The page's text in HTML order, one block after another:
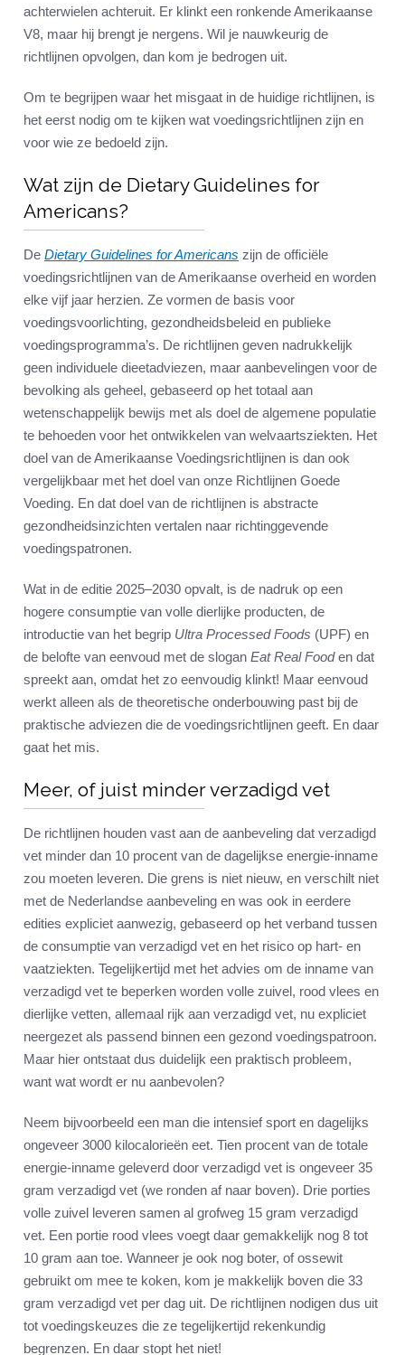
achterwielen achteruit. Er klinkt een ronkende Amerikaanse
V8, maar hij brengt je nergens. Wil je nauwkeurig de
richtlijnen opvolgen, dan kom je bedrogen uit.
Om te begrijpen waar het misgaat in de huidige richtlijnen, is
het eerst nodig om te kijken wat voedingsrichtlijnen zijn en
voor wie ze bedoeld zijn.
Wat zijn de Dietary Guidelines for
Americans?
De Dietary Guidelines for Americans zijn de officiële
voedingsrichtlijnen van de Amerikaanse overheid en worden
elke vijf jaar herzien. Ze vormen de basis voor
voedingsvoorlichting, gezondheidsbeleid en publieke
voedingsprogramma’s. De richtlijnen geven nadrukkelijk
geen individuele dieetadviezen, maar aanbevelingen voor de
bevolking als geheel, gebaseerd op het totaal aan
wetenschappelijk bewijs met als doel de algemene populatie
te behoeden voor het ontwikkelen van welvaartsziekten. Het
doel van de Amerikaanse Voedingsrichtlijnen is dan ook
vergelijkbaar met het doel van onze Richtlijnen Goede
Voeding. En dat doel van de richtlijnen is abstracte
gezondheidsinzichten vertalen naar richtinggevende
voedingspatronen.
Wat in de editie 2025–2030 opvalt, is de nadruk op een
hogere consumptie van volle dierlijke producten, de
introductie van het begrip Ultra Processed Foods (UPF) en
de belofte van eenvoud met de slogan Eat Real Fooden dat
spreekt aan, omdat het zo eenvoudig klinkt! Maar eenvoud
werkt alleen als de theoretische onderbouwing past bij de
praktische adviezen die de voedingsrichtlijnen geeft. En daar
gaat het mis.
Meer, of juist minder verzadigd vet
De richtlijnen houden vast aan de aanbeveling dat verzadigd
vet minder dan 10 procent van de dagelijkse energie-inname
zou moeten leveren. Die grens is niet nieuw, en verschilt niet
met de Nederlandse aanbeveling en was ook in eerdere
edities expliciet aanwezig, gebaseerd op het verband tussen
de consumptie van verzadigd vet en het risico op hart- en
vaatziekten. Tegelijkertijd met het advies om de inname van
verzadigd vet te beperken worden volle zuivel, rood vlees en
dierlijke vetten, allemaal rijk aan verzadigd vet, nu expliciet
neergezet als passend binnen een gezond voedingspatroon.
Maar hier ontstaat dus duidelijk een praktisch probleem,
want wat wordt er nu aanbevolen?
Neem bijvoorbeeld een man die intensief sport en dagelijks
ongeveer 3000 kilocalorieën eet. Tien procent van de totale
energie-inname geleverd door verzadigd vet is ongeveer 35
gram verzadigd vet (we ronden af naar boven). Drie porties
volle zuivel leveren samen al grofweg 15 gram verzadigd
vet. Een portie rood vlees voegt daar gemakkelijk nog 8 tot
10 gram aan toe. Wanneer je ook nog boter, of ossewit
gebruikt om mee te koken, kom je makkelijk boven die 33
gram verzadigd vet per dag uit. De richtlijnen nodigen dus uit
tot voedingskeuzes die ze tegelijkertijd rekenkundig
begrenzen. En daar stopt het niet!